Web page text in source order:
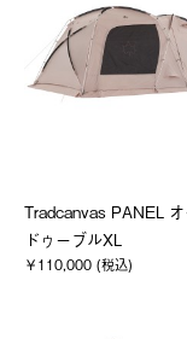
Tradcanvas PANEL
ドゥーブルXL
￥110,000 (税込)